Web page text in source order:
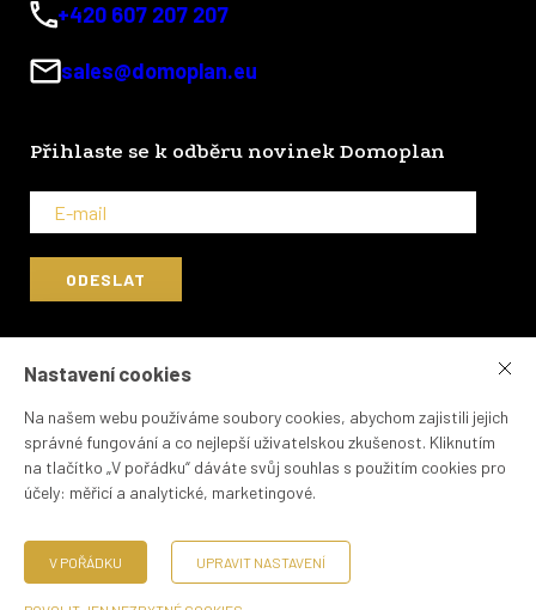
Nastavení cookies
Na našem webu používáme soubory cookies, abychom zajistili jejich
správné fungování a co nejlepší uživatelskou zkušenost. Kliknutím
na tlačítko „V pořádku“ dáváte svůj souhlas s použitím cookies pro
účely: měřicí a analytické, marketingové.
V POŘÁDKU UPRAVIT NASTAVENÍ
+420 607 207 207
sales@domoplan.eu
Přihlaste se k odběru novinek Domoplan
DOMOPLAN a.s.
Trnitá 543/16, 602 00 Brno
OR Krajský soud v Brně, oddíl B, vložka 7544, IČ 051 01 077, DIČ CZ 051 01
077
Upozornění: uvedené údaje a vyobrazení mají pouze nezávazný
Aktuální závazné informace je možné získat od pověřených pracovníků
týmu DOMOPLAN.